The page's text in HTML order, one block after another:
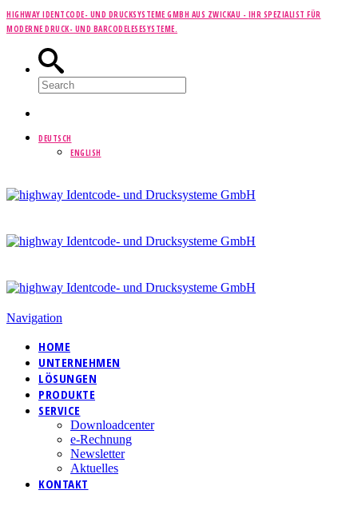
HIGHWAY IDENTCODE- UND DRUCKSYSTEME GMBH AUS ZWICKAU - IHR SPEZIALIST FÜR
MODERNE DRUCK- UND BARCODELESESYSTEME.
DEUTSCH
ENGLISH
Navigation
HOME
UNTERNEHMEN
LÖSUNGEN
PRODUKTE
SERVICE
Downloadcenter
e-Rechnung
Newsletter
Aktuelles
KONTAKT